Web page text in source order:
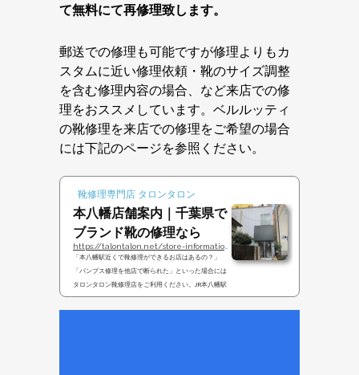
て無料にて再修理致します。
郵送での修理も可能ですが修理よりもカ
スタムに近い修理依頼・靴のサイズ調整
を含む修理内容の場合、など来店での修
理をおススメしています。ベルルッティ
の靴修理を来店での修理をご希望の場合
には下記のページを参照ください。
靴修理専門店 タロンタロン
本八幡店舗案内｜千葉県で
ブランド靴の修理なら
「本八幡駅近くで靴修理ができるお店はあるの？」
「パンプス修理を他店で断られた」といった場合には
タロンタロン靴修理店をご利用ください。JR本八幡駅
から徒歩２分にありますのでお気軽にどうぞ。千葉県
で靴修理の専門店をお探しの場合にはこちらのページ